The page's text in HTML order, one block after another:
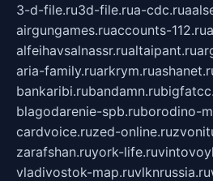
3-d-file.ru3d-file.rua-cdc.ru
airgungames.ruaccounts-112.ru
alfeihavsalnassr.rualtaipant.ru
aria-family.ruarkrym.ru
bankaribi.rubandamn.ru
blagodarenie-spb.ruborodino-
cardvoice.ruzed-online.ru
zarafshan.ruyork-life.ru
vladivostok-map.ruvlknrussia.ru